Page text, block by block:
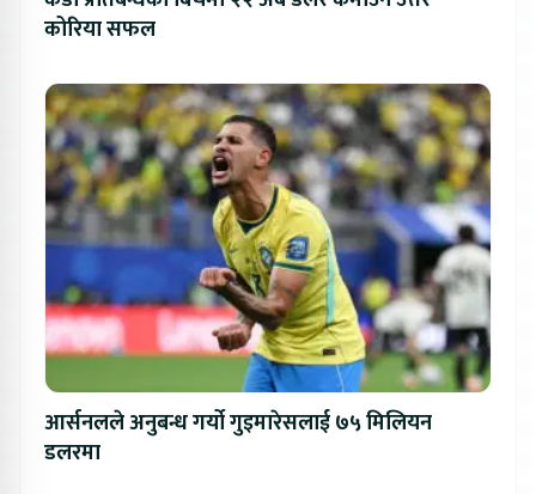
कोरिया सफल
आर्सनलले अनुबन्ध गर्यो गुइमारेसलाई ७५ मिलियन
डलरमा